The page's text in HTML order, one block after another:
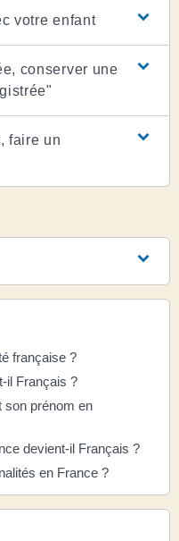
votre enfant
conserver une
faire un
française ?
il Français ?
son prénom en
devient-il Français ?
en France ?